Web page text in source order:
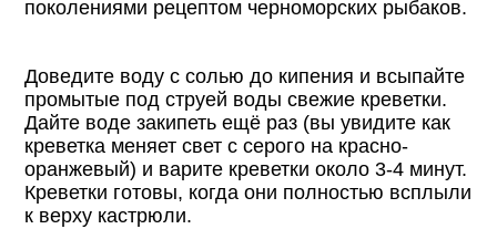
поколениями рецептом черноморских рыбаков.
Доведите воду с солью до кипения и всыпайте
промытые под струей воды свежие креветки.
Дайте воде закипеть ещё раз (вы увидите как
креветка меняет свет с серого на красно-
оранжевый) и варите креветки около 3-4 минут.
Креветки готовы, когда они полностью всплыли
к верху кастрюли.